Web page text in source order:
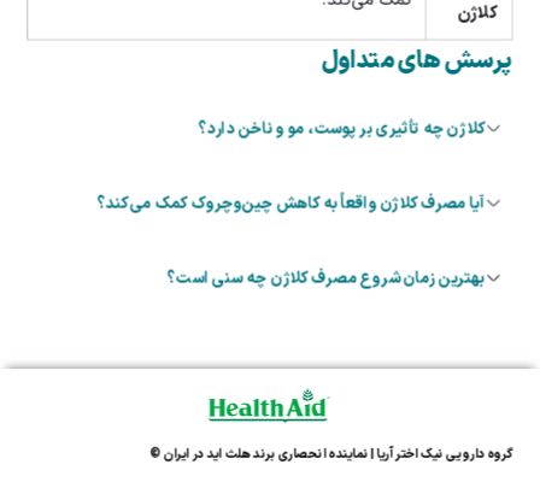
کلاژن
پرسش های متداول
کلاژن چه تأثیری بر پوست، مو و ناخن دارد؟
آیا مصرف کلاژن واقعاً به کاهش چین‌وچروک کمک می‌کند؟
بهترین زمان شروع مصرف کلاژن چه سنی است؟
گروه دارویی نیک اختر آریا | نماینده انحصاری برند هلث اید در ایران ©